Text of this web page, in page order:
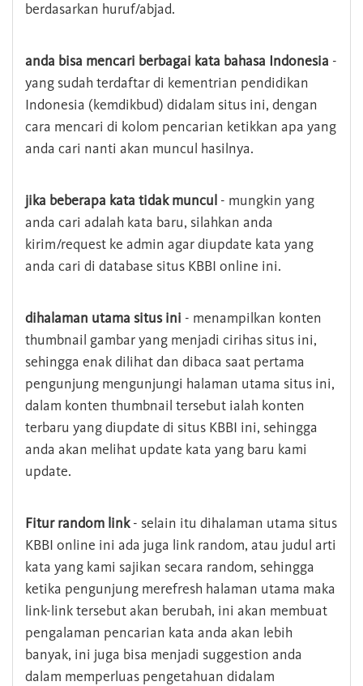
berdasarkan huruf/abjad.
anda bisa mencari berbagai kata bahasa Indonesia -
yang sudah terdaftar di kementrian pendidikan
Indonesia (kemdikbud) didalam situs ini, dengan
cara mencari di kolom pencarian ketikkan apa yang
anda cari nanti akan muncul hasilnya.
jika beberapa kata tidak muncul - mungkin yang
anda cari adalah kata baru, silahkan anda
kirim/request ke admin agar diupdate kata yang
anda cari di database situs KBBI online ini.
dihalaman utama situs ini - menampilkan konten
thumbnail gambar yang menjadi cirihas situs ini,
sehingga enak dilihat dan dibaca saat pertama
pengunjung mengunjungi halaman utama situs ini,
dalam konten thumbnail tersebut ialah konten
terbaru yang diupdate di situs KBBI ini, sehingga
anda akan melihat update kata yang baru kami
update.
Fitur random link- selain itu dihalaman utama situs
KBBI online ini ada juga link random, atau judul arti
kata yang kami sajikan secara random, sehingga
ketika pengunjung merefresh halaman utama maka
link-link tersebut akan berubah, ini akan membuat
pengalaman pencarian kata anda akan lebih
banyak, ini juga bisa menjadi suggestion anda
dalam memperluas pengetahuan didalam